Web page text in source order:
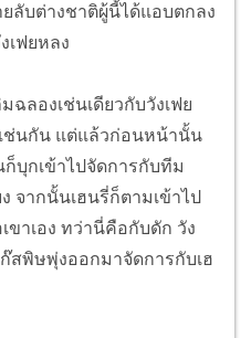
ยลับต่างชาติผู้นี้ได้แอบตกลง
เฟยหลง
ลองเช่นเดียวกับวังเฟย
ช่นกัน แต่แล้วก่อนหน้านั้น
บุกเข้าไปจัดการกับทีม
จากนั้นเฮนรี่ก็ตามเข้าไป
ขาเอง ทว่านี่คือกับดัก วัง
สพิษพุ่งออกมาจัดการกับเฮ